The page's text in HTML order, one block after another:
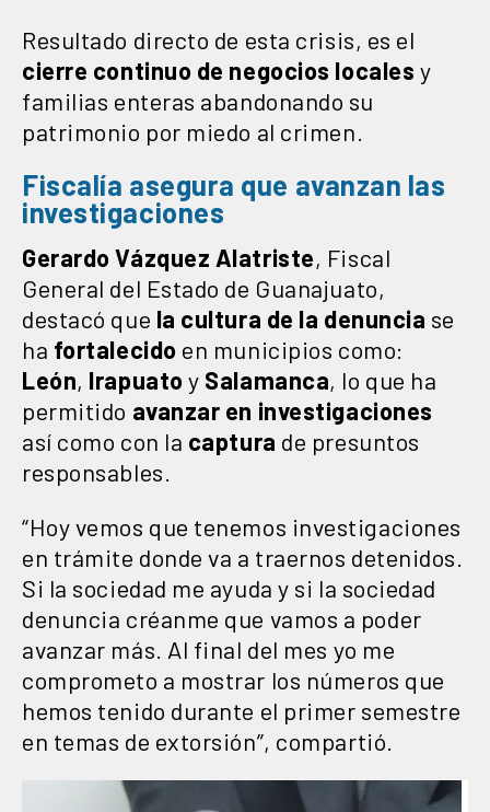
Resultado directo de esta crisis, es el
cierre continuo de negocios locales y
familias enteras abandonando su
patrimonio por miedo al crimen.
Fiscalía asegura que avanzan las
investigaciones
Gerardo Vázquez Alatriste, Fiscal
General del Estado de Guanajuato,
destacó que la cultura de la denuncia se
ha fortalecido en municipios como:
León, Irapuato y Salamanca, lo que ha
permitido avanzar en investigaciones
así como con la captura de presuntos
responsables.
“Hoy vemos que tenemos investigaciones
en trámite donde va a traernos detenidos.
Si la sociedad me ayuda y si la sociedad
denuncia créanme que vamos a poder
avanzar más. Al final del mes yo me
comprometo a mostrar los números que
hemos tenido durante el primer semestre
en temas de extorsión”, compartió.